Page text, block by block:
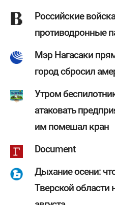
Российские
противодронные
Мэр Нагасаки
город сбросил
Утром
атаковать
им помешал кран
Document
Дыхание осени:
Тверской области